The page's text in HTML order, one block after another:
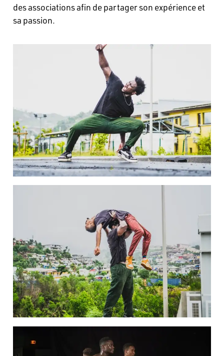
des associations afin de partager son expérience et
sa passion.